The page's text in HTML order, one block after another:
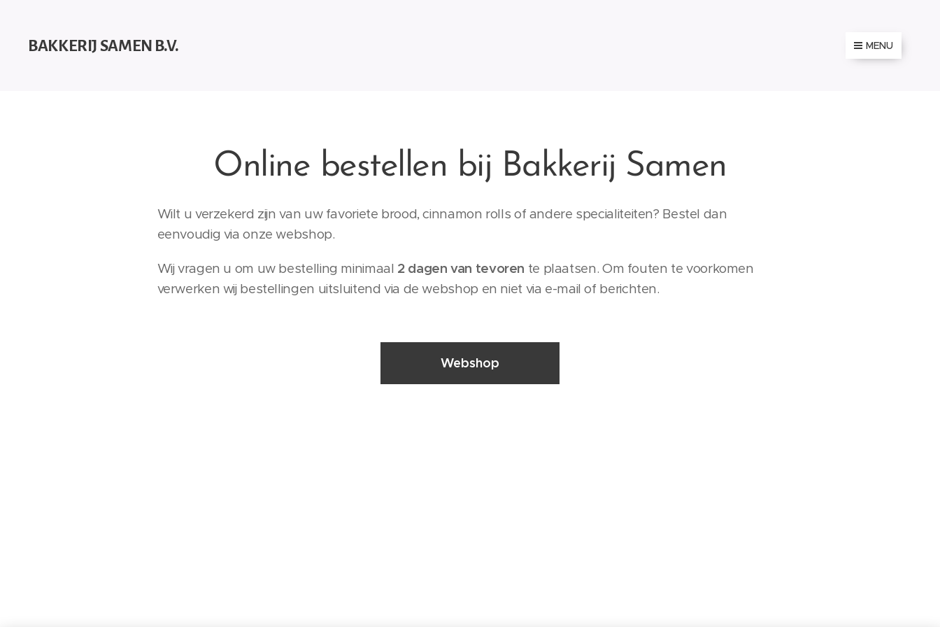
BAKKERIJ SAMEN B.V. MENU
Online bestellen bij Bakkerij Samen
Wilt u verzekerd zijn van uw favoriete brood, cinnamon rolls of andere specialiteiten? Bestel dan
eenvoudig via onze webshop.
Wij vragen u om uw bestelling minimaal 2 dagen van tevoren te plaatsen. Om fouten te voorkomen
verwerken wij bestellingen uitsluitend via de webshop en niet via e-mail of berichten.
Webshop